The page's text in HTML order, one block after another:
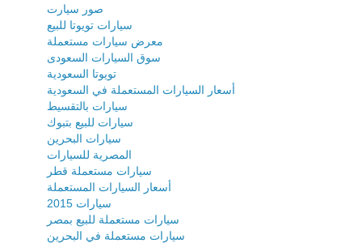
صور سيارت
سيارات تويوتا للبيع
معرض سيارات مستعملة
سوق السيارات السعودى
تويوتا السعودية
أسعار السيارات المستعملة في السعودية
سيارات بالتقسيط
سيارات للبيع بتبوك
سيارات البحرين
المصرية للسيارات
سيارات مستعملة قطر
أسعار السيارات المستعملة
سيارات 2015
سيارات مستعملة للبيع بمصر
سيارات مستعملة في البحرين